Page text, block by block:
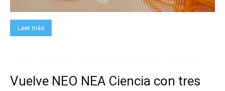
Leer más
Vuelve NEO NEA Ciencia con tres